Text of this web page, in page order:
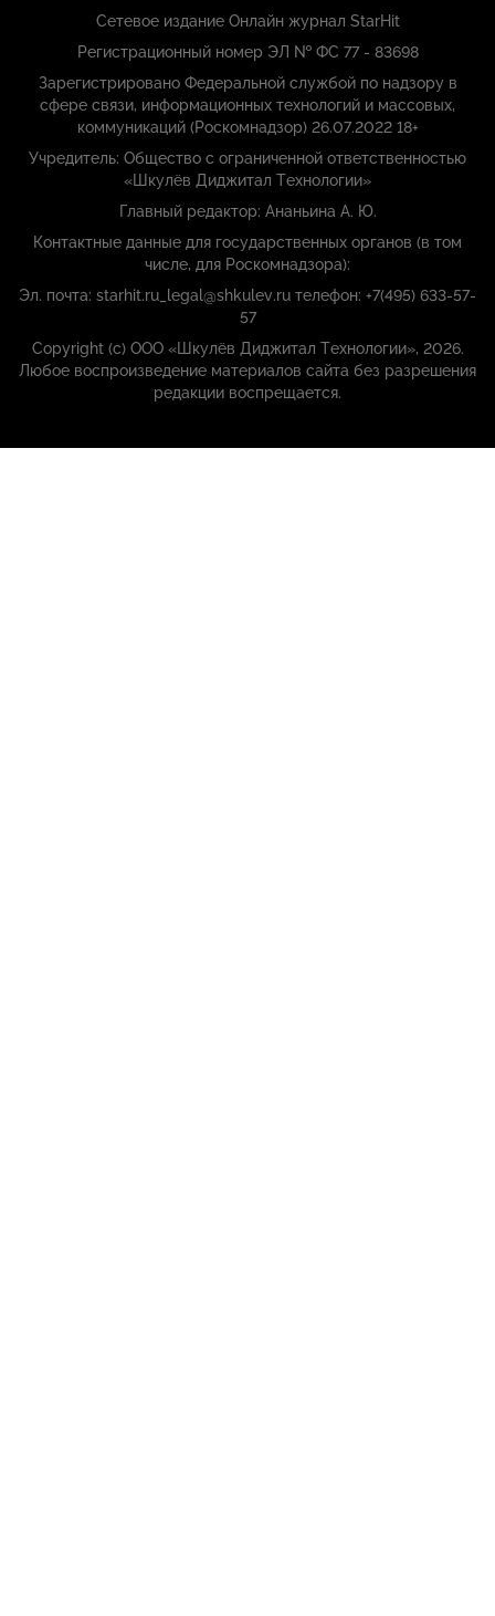
Сетевое издание Онлайн журнал StarHit
Регистрационный номер ЭЛ № ФС 77 - 83698
Зарегистрировано Федеральной службой по надзору в
сфере связи, информационных технологий и массовых,
коммуникаций (Роскомнадзор) 26.07.2022 18+
Учредитель: Общество с ограниченной ответственностью
«Шкулёв Диджитал Технологии»
Главный редактор: Ананьина А. Ю.
Контактные данные для государственных органов (в том
числе, для Роскомнадзора):
Эл. почта: starhit.ru_legal@shkulev.ru телефон: +7(495) 633-57-
57
Copyright (с) ООО «Шкулёв Диджитал Технологии», 2026.
Любое воспроизведение материалов сайта без разрешения
редакции воспрещается.